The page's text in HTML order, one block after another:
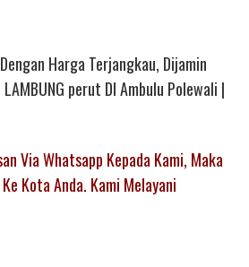
Harga Terjangkau, Dijamin
LAMBUNG perut DI Ambulu Polewali |
Via Whatsapp Kepada Kami, Maka
Kota Anda. Kami Melayani